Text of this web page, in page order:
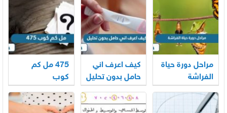
مراحل دورة حياة
الفراشة
كيف اعرف اني
حامل بدون تحليل
475 مل كم
كوب